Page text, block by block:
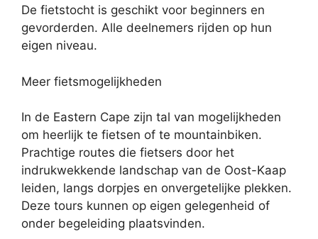
De fietstocht is geschikt voor beginners en
gevorderden. Alle deelnemers rijden op hun
eigen niveau.
Meer fietsmogelijkheden
In de Eastern Cape zijn tal van mogelijkheden
om heerlijk te fietsen of te mountainbiken.
Prachtige routes die fietsers door het
indrukwekkende landschap van de Oost-Kaap
leiden, langs dorpjes en onvergetelijke plekken.
Deze tours kunnen op eigen gelegenheid of
onder begeleiding plaatsvinden.